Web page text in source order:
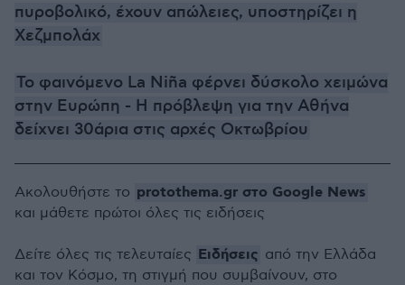
πυροβολικό, έχουν απώλειες, υποστηρίζει η
Χεζμπολάχ
Το φαινόμενο La Niña φέρνει δύσκολο χειμώνα
στην Ευρώπη - Η πρόβλεψη για την Αθήνα
δείχνει 30άρια στις αρχές Οκτωβρίου
Ακολουθήστε το protothema.gr στο Google News
και μάθετε πρώτοι όλες τις ειδήσεις
Δείτε όλες τις τελευταίες Ειδήσεις από την Ελλάδα
και τον Κόσμο, τη στιγμή που συμβαίνουν, στο